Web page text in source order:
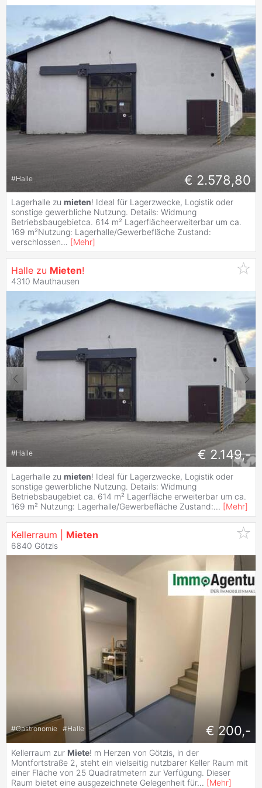
#Halle € 2.578,80
Lagerhalle zu mieten! Ideal für Lagerzwecke, Logistik oder
sonstige gewerbliche Nutzung. Details: Widmung
Betriebsbaugebietca. 614 m² Lagerflächeerweiterbar um ca.
169 m²Nutzung: Lagerhalle/Gewerbefläche Zustand:
verschlossen... [Mehr]
Halle zu Mieten!
4310 Mauthausen
#Halle € 2.149,-
Lagerhalle zu mieten! Ideal für Lagerzwecke, Logistik oder
sonstige gewerbliche Nutzung. Details: Widmung
Betriebsbaugebiet ca. 614 m² Lagerfläche erweiterbar um ca.
169 m² Nutzung: Lagerhalle/Gewerbefläche Zustand:... [Mehr]
Kellerraum | Mieten
6840 Götzis
#Gastronomie #Halle € 200,-
Kellerraum zur Miete! m Herzen von Götzis, in der
Montfortstraße 2, steht ein vielseitig nutzbarer Keller Raum mit
einer Fläche von 25 Quadratmetern zur Verfügung. Dieser
Raum bietet eine ausgezeichnete Gelegenheit für... [Mehr]